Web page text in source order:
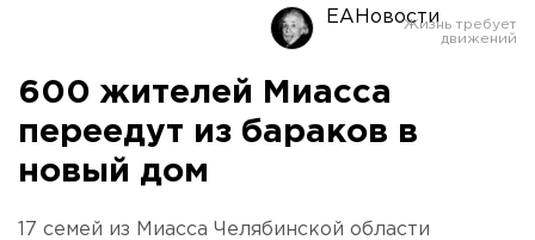
Оренбург
ЕАНовости
600 жителей Миасса
переедут из бараков в
новый дом
17 семей из Миасса Челябинской области